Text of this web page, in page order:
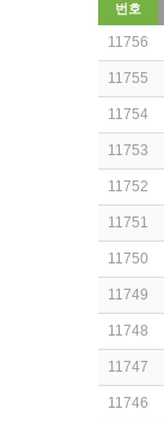
번호
11756
11755
11754
11753
11752
11751
11750
11749
11748
11747
11746